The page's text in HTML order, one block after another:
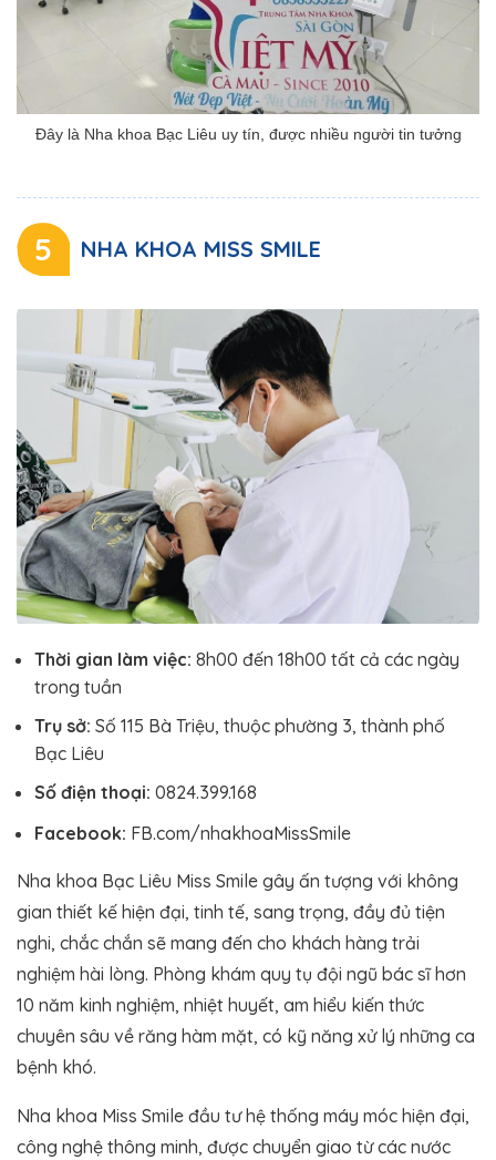
Đây là Nha khoa Bạc Liêu uy tín, được nhiều người tin tưởng
5 NHA KHOA MISS SMILE
Thời gian làm việc: 8h00 đến 18h00 tất cả các ngày
trong tuần
Trụ sở: Số 115 Bà Triệu, thuộc phường 3, thành phố
Bạc Liêu
Số điện thoại: 0824.399.168
Facebook: FB.com/nhakhoaMissSmile
Nha khoa Bạc Liêu Miss Smile gây ấn tượng với không
gian thiết kế hiện đại, tinh tế, sang trọng, đầy đủ tiện
nghi, chắc chắn sẽ mang đến cho khách hàng trải
nghiệm hài lòng. Phòng khám quy tụ đội ngũ bác sĩ hơn
10 năm kinh nghiệm, nhiệt huyết, am hiểu kiến thức
chuyên sâu về răng hàm mặt, có kỹ năng xử lý những ca
bệnh khó.
Nha khoa Miss Smile đầu tư hệ thống máy móc hiện đại,
công nghệ thông minh, được chuyển giao từ các nước